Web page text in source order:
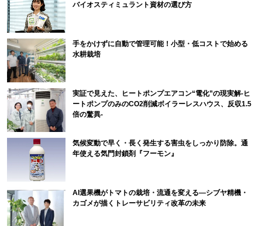
バイオスティミュラント資材の選び方
手をかけずに自動で管理可能！小型・低コストで始める
水耕栽培
実証で見えた、ヒートポンプエアコン“電化”の現実解-ヒ
ートポンプのみのCO2削減ボイラーレスハウス、反収1.5
倍の驚異-
気候変動で早く・長く発生する害虫をしっかり防除。通
年使える気門封鎖剤『フーモン』
AI選果機がトマトの栽培・流通を変える―シブヤ精機・
カゴメが描くトレーサビリティ改革の未来